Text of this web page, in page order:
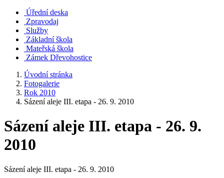
Úřední deska
Zpravodaj
Služby
Základní škola
Mateřská škola
Zámek Dřevohostice
Úvodní stránka
Fotogalerie
Rok 2010
Sázení aleje III. etapa - 26. 9. 2010
Sázení aleje III. etapa - 26. 9.
2010
Sázení aleje III. etapa - 26. 9. 2010